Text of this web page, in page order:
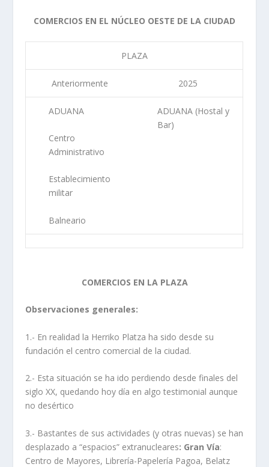
COMERCIOS EN EL NÚCLEO OESTE DE LA CIUDAD
PLAZA
Anteriormente 2025
ADUANA
Centro
Administrativo
Establecimiento
militar
Balneario
ADUANA (Hostal y
Bar)
COMERCIOS EN LA PLAZA
Observaciones generales:
1.- En realidad la Herriko Platza ha sido desde su
fundación el centro comercial de la ciudad.
2.- Esta situación se ha ido perdiendo desde finales del
siglo XX, quedando hoy día en algo testimonial aunque
no desértico
3.- Bastantes de sus actividades (y otras nuevas) se han
desplazado a “espacios” extranucleares: Gran Vía:
Centro de Mayores, Librería-Papelería Pagoa, Belatz